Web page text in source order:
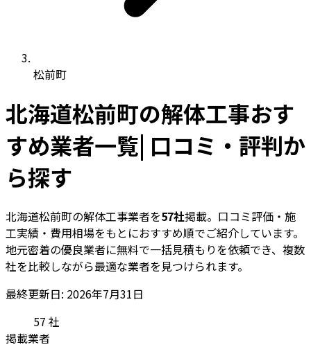
松前町
北海道松前町の解体工事おす
すめ業者一覧| 口コミ・評判か
ら探す
北海道松前町の解体工事業者を57社掲載。口コミ評価・施
工実績・費用相場をもとにおすすめ順でご紹介しています。
地元密着の優良業者に無料で一括見積もりを依頼でき、複数
社を比較しながら最適な業者を見つけられます。
最終更新日: 2026年7月31日
57 社
掲載業者